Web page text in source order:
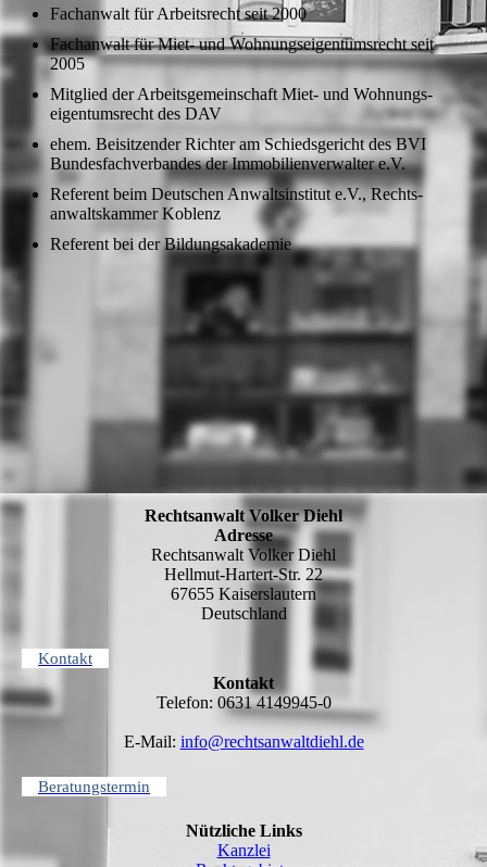
Fachanwalt für Arbeits­recht seit 2000
Fachanwalt für Miet- und Wohnungs­eigentums­recht seit
2005
Mitglied der Arbeits­gemein­schaft Miet- und Wohnungs­
eigentums­recht des DAV
ehem. Beisitzender Richter am Schieds­gericht des BVI
Bundes­fach­verbandes der Immobilien­verwalter e.V.
Referent beim Deutschen Anwalts­institut e.V., Rechts­
anwalts­kammer Koblenz
Referent bei der Bildungs­akademie
Rechtsanwalt Volker Diehl
Adresse
Rechtsanwalt Volker Diehl
Hellmut-Hartert-Str. 22
67655 Kaiserslautern
Deutschland
Kontakt
Kontakt
Telefon: 0631 4149945-0
E-Mail: info@rechtsanwaltdiehl.de
Beratungstermin
Nützliche Links
Kanzlei